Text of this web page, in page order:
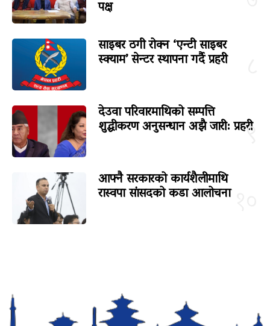
पक्ष
साइबर ठगी रोक्न ‘एन्टी साइबर
स्क्याम’ सेन्टर स्थापना गर्दै प्रहरी
९
देउवा परिवारमाथिको सम्पत्ति
शुद्धीकरण अनुसन्धान अझै जारी: प्रहरी
आफ्नै सरकारको कार्यशैलीमाथि
रास्वपा सांसदको कडा आलोचना